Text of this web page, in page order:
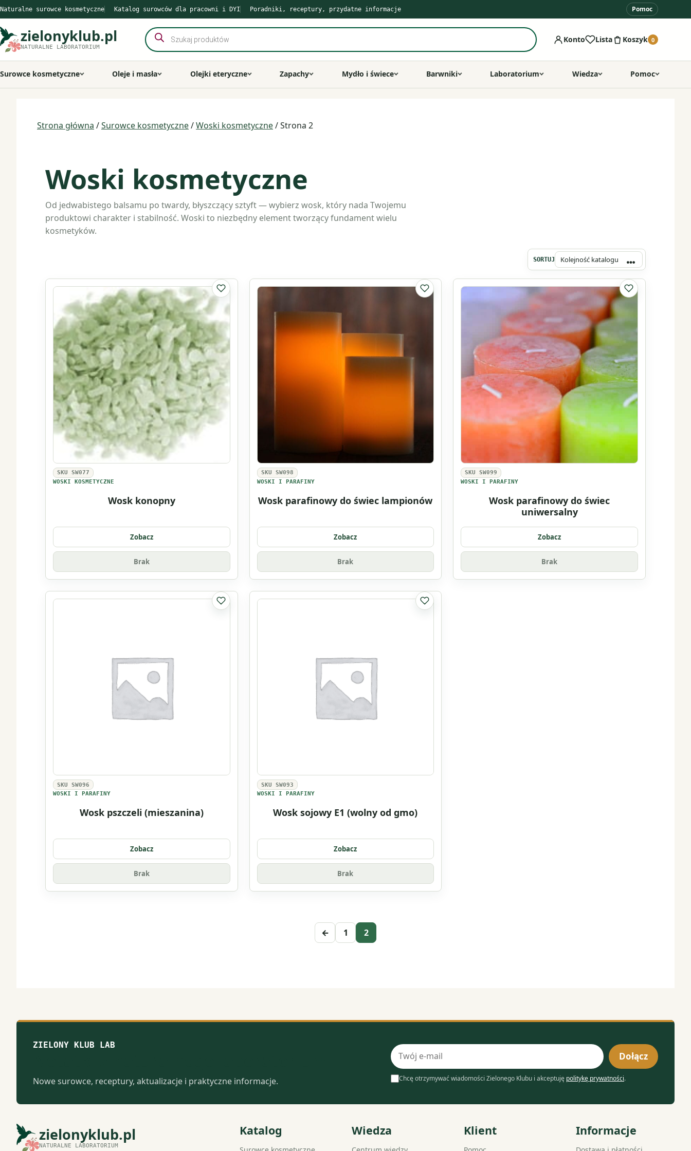
Przejdź
do
treści
Naturalne surowce kosmetyczne Katalog surowców dla pracowni i DYI Poradniki, receptury, przydatne informacje Pomoc
zielonyklub.pl
NATURALNE LABORATORIUM
Wyszukiwarka
produktów
Konto Lista Koszyk 0
Surowce kosmetyczne Oleje i masła Olejki eteryczne Zapachy Mydło i świece Barwniki Laboratorium Wiedza Pomoc
Strona główna /Surowce kosmetyczne/Woski kosmetyczne/ Strona 2
Woski kosmetyczne
Od jedwabistego balsamu po twardy, błyszczący sztyft — wybierz wosk, który nada Twojemu
produktowi charakter i stabilność. Woski to niezbędny element tworzący fundament wielu
kosmetyków.
SORTUJ
SKU SW077
WOSKI KOSMETYCZNE
Wosk konopny
Do listy ulubionych
Zobacz
Brak
SKU SW098
WOSKI I PARAFINY
Wosk parafinowy do świec lampionów
Do listy ulubionych
Zobacz
Brak
SKU SW099
WOSKI I PARAFINY
Wosk parafinowy do świec
uniwersalny
Do listy
Zobacz
Brak
SKU SW096
WOSKI I PARAFINY
Wosk pszczeli (mieszanina)
Do listy ulubionych
Zobacz
Brak
SKU SW093
WOSKI I PARAFINY
Wosk sojowy E1 (wolny od gmo)
Do listy ulubionych
Zobacz
Brak
← 1 2
ZIELONY KLUB LAB
Nowe surowce, receptury, aktualizacje i praktyczne informacje.
Adres
e-
mail
Dołącz
Chcę otrzymywać wiadomości Zielonego Klubu i akceptuję politykę prywatności.
zielonyklub.pl
NATURALNE LABORATORIUM
Katalog Wiedza Klient Informacje